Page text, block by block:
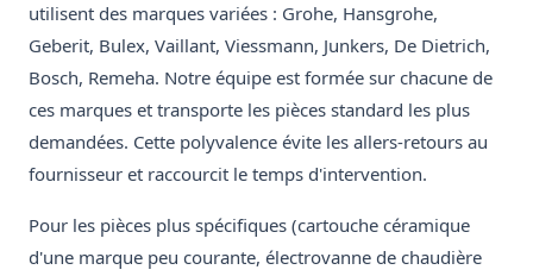
utilisent des marques variées : Grohe, Hansgrohe,
Geberit, Bulex, Vaillant, Viessmann, Junkers, De Dietrich,
Bosch, Remeha. Notre équipe est formée sur chacune de
ces marques et transporte les pièces standard les plus
demandées. Cette polyvalence évite les allers-retours au
fournisseur et raccourcit le temps d'intervention.
Pour les pièces plus spécifiques (cartouche céramique
d'une marque peu courante, électrovanne de chaudière